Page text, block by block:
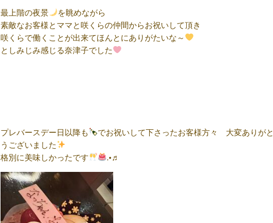
最上階の夜景
を眺めながら
素敵なお客様とママと咲くらの仲間からお祝いして頂き
咲くらで働くことが出来てほんとにありがたいな～
としみじみ感じる奈津子でした
プレバースデー日以降も
でお祝いして下さったお客様方々 大変ありがと
うございました
格別に美味しかったです
.•♬